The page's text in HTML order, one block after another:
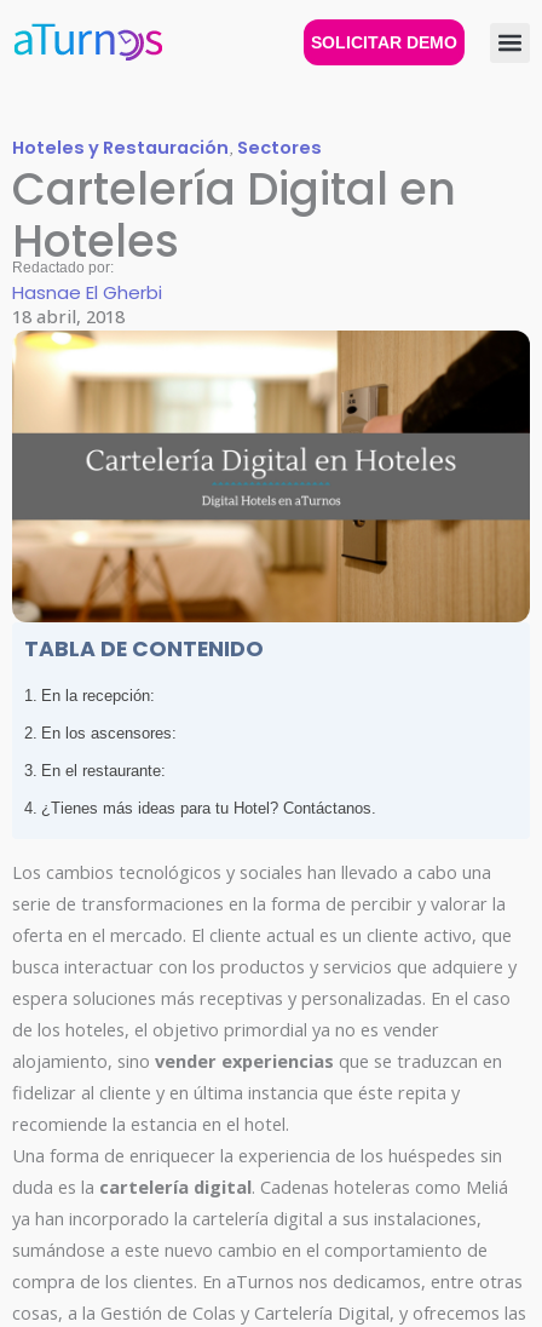
SOLICITAR DEMO
Hoteles y Restauración, Sectores
Cartelería Digital en
Hoteles
Redactado por:
Hasnae El Gherbi
18 abril, 2018
TABLA DE CONTENIDO
En la recepción:
En los ascensores:
En el restaurante:
¿Tienes más ideas para tu Hotel? Contáctanos.
Los cambios tecnológicos y sociales han llevado a cabo una
serie de transformaciones en la forma de percibir y valorar la
oferta en el mercado. El cliente actual es un cliente activo, que
busca interactuar con los productos y servicios que adquiere y
espera soluciones más receptivas y personalizadas. En el caso
de los hoteles, el objetivo primordial ya no es vender
alojamiento, sino vender experiencias que se traduzcan en
fidelizar al cliente y en última instancia que éste repita y
recomiende la estancia en el hotel.
Una forma de enriquecer la experiencia de los huéspedes sin
duda es la cartelería digital. Cadenas hoteleras como Meliá
ya han incorporado la cartelería digital a sus instalaciones,
sumándose a este nuevo cambio en el comportamiento de
compra de los clientes. En aTurnos nos dedicamos, entre otras
cosas, a la Gestión de Colas y Cartelería Digital, y ofrecemos las